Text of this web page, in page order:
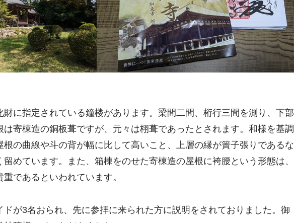
に指定されている鐘楼があります。梁間二間、桁行三間を測り、下部
寄棟造の銅板葺ですが、元々は栩葺であったとされます。和様を基調
根の曲線や斗の背が幅に比して高いこと、上層の縁が簀子張りであるな
めています。また、箱棟をのせた寄棟造の屋根に袴腰という形態は、
であるといわれています。
が3名おられ、先に参拝に来られた方に説明をされておりました。御